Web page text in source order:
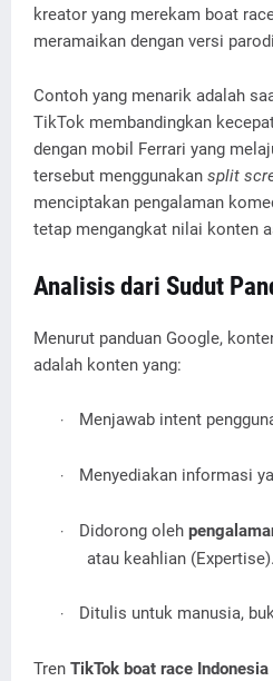
kreator yang merekam boat
meramaikan dengan versi
Contoh yang menarik adalah
TikTok membandingkan
dengan mobil Ferrari yang
tersebut menggunakan split
menciptakan pengalaman
tetap mengangkat nilai konten
Analisis dari Sudut
Menurut panduan Google,
adalah konten yang:
· Menjawab intent
· Menyediakan informasi
· Didorong oleh
atau keahlian (Expertise).
· Ditulis untuk manusia,
Tren TikTok boat race Indonesia